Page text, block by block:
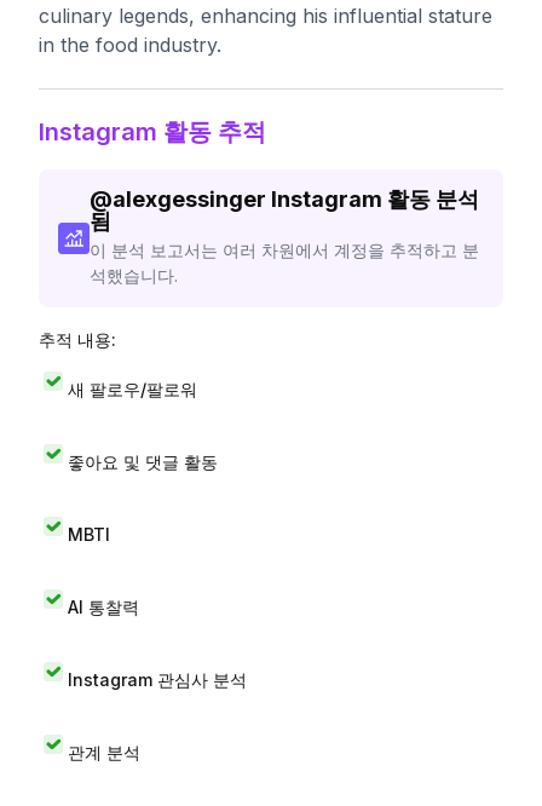
culinary legends, enhancing his influential stature
in the food industry.
Instagram 활동 추적
@alexgessinger Instagram 활동 분석
됨
이 분석 보고서는 여러 차원에서 계정을 추적하고 분
석했습니다.
추적 내용:
새 팔로우/팔로워
좋아요 및 댓글 활동
MBTI
AI 통찰력
Instagram 관심사 분석
관계 분석